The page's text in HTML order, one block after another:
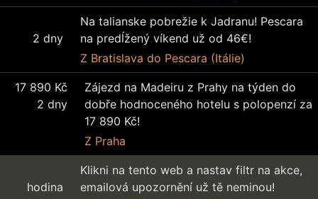
2 dny
Na talianske pobrežie k Jadranu! Pescara
na predĺžený víkend už od 46€!
Z Bratislava do Pescara (Itálie)
17 890 Kč
2 dny
Zájezd na Madeiru z Prahy na týden do
dobře hodnoceného hotelu s polopenzí za
17 890 Kč!
Z Praha
hodina
Klikni na tento web a nastav filtr na akce,
emailová upozornění už tě neminou!